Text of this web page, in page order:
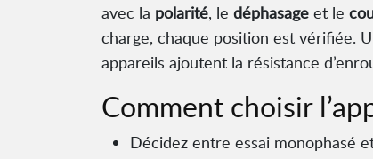
avec la polarité, le déphasage et le
charge, chaque position est vérifiée.
appareils ajoutent la résistance
Comment choisir
Décidez entre essai monophasé